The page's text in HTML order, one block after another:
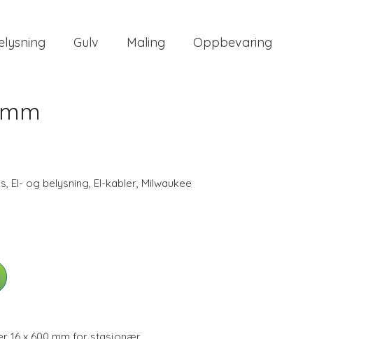
Gulv Maling Oppbevaring
, El- og belysning, El-kabler, Milwaukee